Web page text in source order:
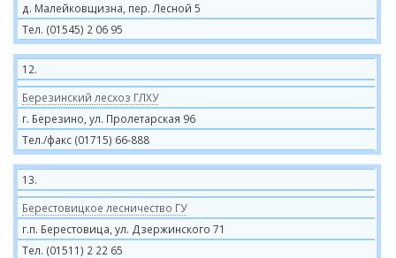
д. Малейковщизна, пер. Лесной 5
Тел. (01545) 2 06 95
12.
Березинский лесхоз ГЛХУ
г. Березино, ул. Пролетарская 96
Тел./факс (01715) 66-888
13.
Берестовицкое лесничество ГУ
г.п. Берестовица, ул. Дзержинского 71
Тел. (01511) 2 22 65